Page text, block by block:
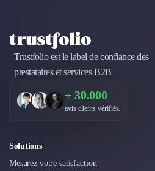
Product Management
Internet of Things (IoT)
Design Industriel
Packaging & Emballages
Support Client
Téléphonie & Télécommunication
BI, Analytics & Big Data
Graphisme & Illustration
Trustfolio est le label de confiance des
prestataires et services B2B
+ 30.000
avis clients vérifiés.
Solutions
Mesurez votre satisfaction